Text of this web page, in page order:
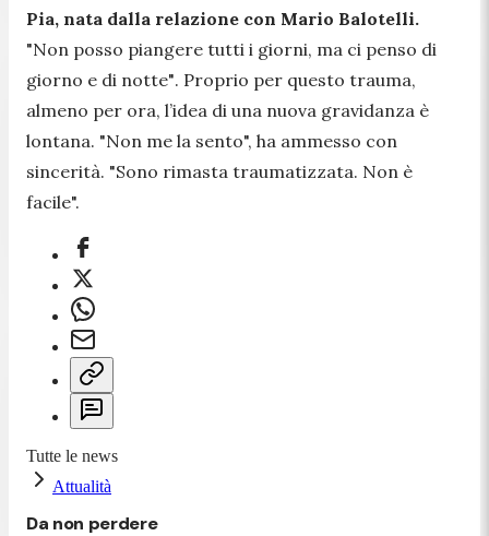
Pia, nata dalla relazione con Mario Balotelli.
"Non posso piangere tutti i giorni, ma ci penso di
giorno e di notte". Proprio per questo trauma,
almeno per ora, l’idea di una nuova gravidanza è
lontana. "Non me la sento", ha ammesso con
sincerità. "Sono rimasta traumatizzata. Non è
facile".
Tutte le news
Attualità
Da non perdere